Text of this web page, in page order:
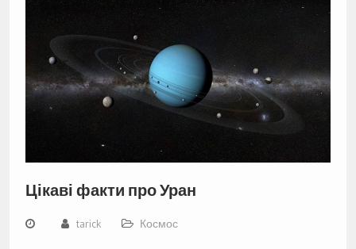
Цікаві факти про Уран
tarick Космос